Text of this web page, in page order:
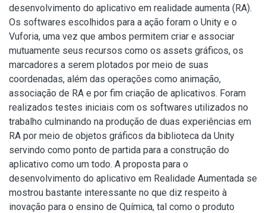
desenvolvimento do aplicativo em realidade aumenta (RA).
Os softwares escolhidos para a ação foram o Unity e o
Vuforia, uma vez que ambos permitem criar e associar
mutuamente seus recursos como os assets gráficos, os
marcadores a serem plotados por meio de suas
coordenadas, além das operações como animação,
associação de RA e por fim criação de aplicativos. Foram
realizados testes iniciais com os softwares utilizados no
trabalho culminando na produção de duas experiências em
RA por meio de objetos gráficos da biblioteca da Unity
servindo como ponto de partida para a construção do
aplicativo como um todo. A proposta para o
desenvolvimento do aplicativo em Realidade Aumentada se
mostrou bastante interessante no que diz respeito à
inovação para o ensino de Química, tal como o produto